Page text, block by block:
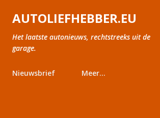
Doorgaan naar hoofdcontent
AUTOLIEFHEBBER.EU
Het laatste autonieuws, rechtstreeks uit de
garage.
Nieuwsbrief Meer…